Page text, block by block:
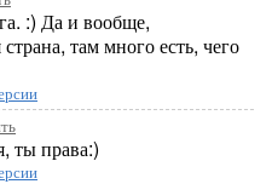
:) Да и вообще,
там много есть, чего
ты права:)